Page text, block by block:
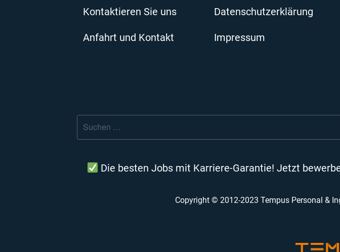
Kontaktieren Sie uns
Anfahrt und Kontakt
Datenschutzerklärung
Impressum
Suche
nach:
Die besten Jobs mit Karriere-Garantie! Jetzt
Copyright © 2012-2023 Tempus Personal &